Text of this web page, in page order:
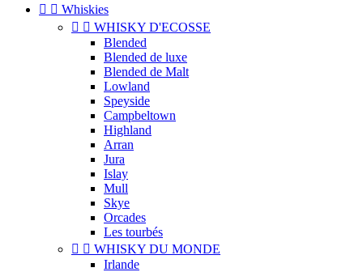
  Whiskies
  WHISKY D'ECOSSE
Blended
Blended de luxe
Blended de Malt
Lowland
Speyside
Campbeltown
Highland
Arran
Jura
Islay
Mull
Skye
Orcades
Les tourbés
  WHISKY DU MONDE
Irlande